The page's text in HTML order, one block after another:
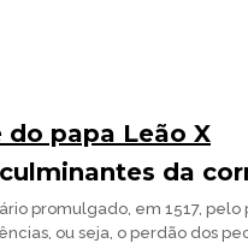
do papa Leão X
da
promulgado, em 1517, pelo
ou seja, o perdão dos